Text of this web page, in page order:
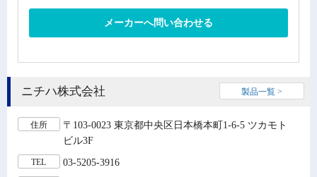
メーカーへ問い合わせる
ニチハ株式会社 製品一覧 >
住所
〒103-0023 東京都中央区日本橋本町1-6-5 ツカモト
ビル3F
TEL 03-5205-3916